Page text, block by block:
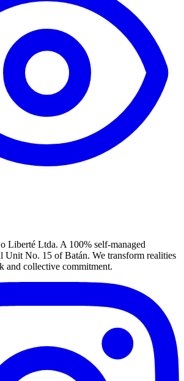
Liberté Ltda. A 100% self-managed
Unit No. 15 of Batán. We transform realities
and collective commitment.